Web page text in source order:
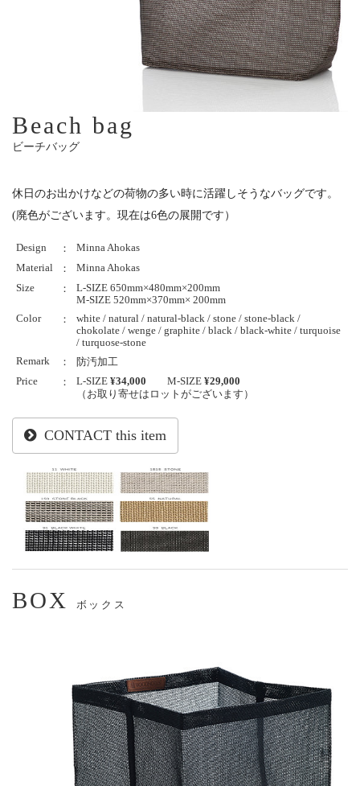
Beach bag
ビーチバッグ
休日のお出かけなどの荷物の多い時に活躍しそうなバッグです。
(廃色がございます。現在は6色の展開です）
Design ：
Minna Ahokas
Material
：
Minna Ahokas
Size
：
L-SIZE 650mm×480mm×200mm
M-SIZE 520mm×370mm× 200mm
Color
：
white / natural / natural-black / stone / stone-black /
chokolate / wenge / graphite / black / black-white / turquoise
/ turquose-stone
Remark
：
防汚加工
Price
： L-SIZE ¥34,000 M-SIZE ¥29,000
（お取り寄せはロットがございます）
CONTACT this item
BOX ボックス